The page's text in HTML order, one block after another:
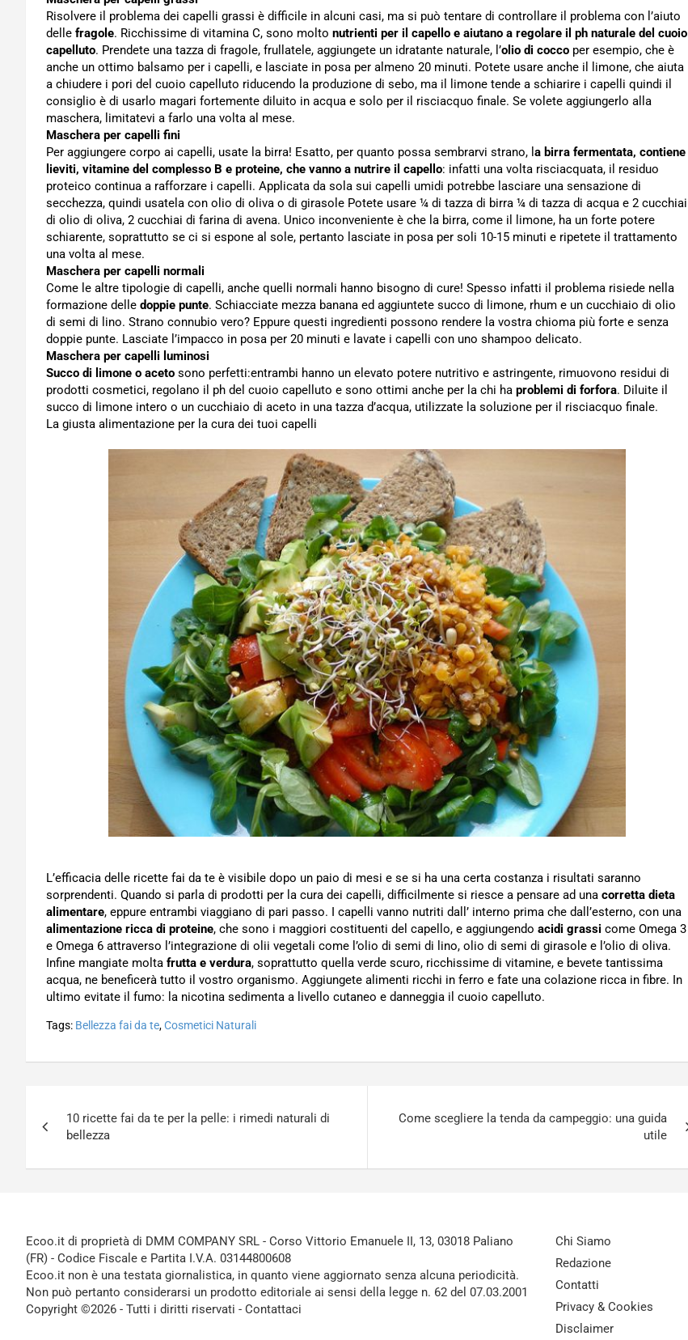
Risolvere il problema dei capelli grassi è difficile in alcuni casi, ma si può tentare di controllare il problema con l’aiuto
delle fragole. Ricchissime di vitamina C, sono molto nutrienti per il capello e aiutano a regolare il ph naturale del cuoio
capelluto. Prendete una tazza di fragole, frullatele, aggiungete un idratante naturale, l’olio di cocco per esempio, che è
anche un ottimo balsamo per i capelli, e lasciate in posa per almeno 20 minuti. Potete usare anche il limone, che aiuta
a chiudere i pori del cuoio capelluto riducendo la produzione di sebo, ma il limone tende a schiarire i capelli quindi il
consiglio è di usarlo magari fortemente diluito in acqua e solo per il risciacquo finale. Se volete aggiungerlo alla
maschera, limitatevi a farlo una volta al mese.
Maschera per capelli fini
Per aggiungere corpo ai capelli, usate la birra! Esatto, per quanto possa sembrarvi strano, l a birra fermentata, contiene
lieviti, vitamine del complesso B e proteine, che vanno a nutrire il capello: infatti una volta risciacquata, il residuo
proteico continua a rafforzare i capelli. Applicata da sola sui capelli umidi potrebbe lasciare una sensazione di
secchezza, quindi usatela con olio di oliva o di girasole Potete usare ¼ di tazza di birra ¼ di tazza di acqua e 2 cucchiai
di olio di oliva, 2 cucchiai di farina di avena. Unico inconveniente è che la birra, come il limone, ha un forte potere
schiarente, soprattutto se ci si espone al sole, pertanto lasciate in posa per soli 10-15 minuti e ripetete il trattamento
una volta al mese.
Maschera per capelli normali
Come le altre tipologie di capelli, anche quelli normali hanno bisogno di cure! Spesso infatti il problema risiede nella
formazione delle doppie punte. Schiacciate mezza banana ed aggiuntete succo di limone, rhum e un cucchiaio di olio
di semi di lino. Strano connubio vero? Eppure questi ingredienti possono rendere la vostra chioma più forte e senza
doppie punte. Lasciate l’impacco in posa per 20 minuti e lavate i capelli con uno shampoo delicato.
Maschera per capelli luminosi
Succo di limone o aceto sono perfetti:entrambi hanno un elevato potere nutritivo e astringente, rimuovono residui di
prodotti cosmetici, regolano il ph del cuoio capelluto e sono ottimi anche per la chi ha problemi di forfora. Diluite il
succo di limone intero o un cucchiaio di aceto in una tazza d’acqua, utilizzate la soluzione per il risciacquo finale.
La giusta alimentazione per la cura dei tuoi capelli
L’efficacia delle ricette fai da te è visibile dopo un paio di mesi e se si ha una certa costanza i risultati saranno
sorprendenti. Quando si parla di prodotti per la cura dei capelli, difficilmente si riesce a pensare ad una corretta dieta
alimentare, eppure entrambi viaggiano di pari passo. I capelli vanno nutriti dall’ interno prima che dall’esterno, con una
alimentazione ricca di proteine, che sono i maggiori costituenti del capello, e aggiungendo acidi grassi come Omega 3
e Omega 6 attraverso l’integrazione di olii vegetali come l’olio di semi di lino, olio di semi di girasole e l’olio di oliva.
Infine mangiate molta frutta e verdura, soprattutto quella verde scuro, ricchissime di vitamine, e bevete tantissima
acqua, ne beneficerà tutto il vostro organismo. Aggiungete alimenti ricchi in ferro e fate una colazione ricca in fibre. In
ultimo evitate il fumo: la nicotina sedimenta a livello cutaneo e danneggia il cuoio capelluto.
Tags: Bellezza fai da te,Cosmetici Naturali
articoli
10 ricette fai da te per la pelle: i rimedi naturali di
bellezza
Come scegliere la tenda da campeggio: una guida
utile
Ecoo.it di proprietà di DMM COMPANY SRL - Corso Vittorio Emanuele II, 13, 03018 Paliano
(FR) - Codice Fiscale e Partita I.V.A. 03144800608
Ecoo.it non è una testata giornalistica, in quanto viene aggiornato senza alcuna periodicità.
Non può pertanto considerarsi un prodotto editoriale ai sensi della legge n. 62 del 07.03.2001
Copyright ©2026 - Tutti i diritti riservati - Contattaci
Chi Siamo
Redazione
Contatti
Privacy & Cookies
Disclaimer